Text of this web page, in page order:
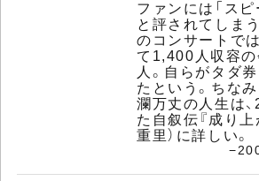
ファンには「ス
と評されてしま
のコンサートで
て1,400人収容
人。自らがタダ
たという。ちな
瀾万丈の人生は
た自叙伝『成り上
重里）に詳しい。